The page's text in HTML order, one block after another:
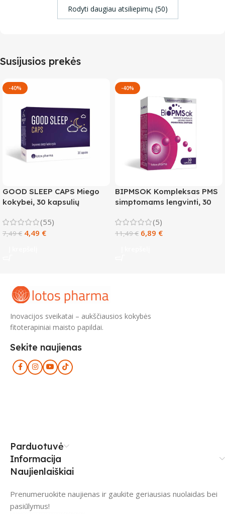
Rodyti daugiau atsiliepimų (50)
Susijusios prekės
-40%
GOOD SLEEP CAPS Miego
kokybei, 30 kapsulių
(55)
7,49€ 4,49 €
-40%
BIPMSOK Kompleksas PMS
simptomams lengvinti, 30
(5)
11,49€ 6,89 €
Inovacijos sveikatai – aukščiausios kokybės
fitoterapiniai maisto papildai.
Sekite naujienas
Parduotuvė
Informacija
Naujienlaiškiai
Prenumeruokite naujienas ir gaukite geriausias nuolaidas bei
pasiūlymus!